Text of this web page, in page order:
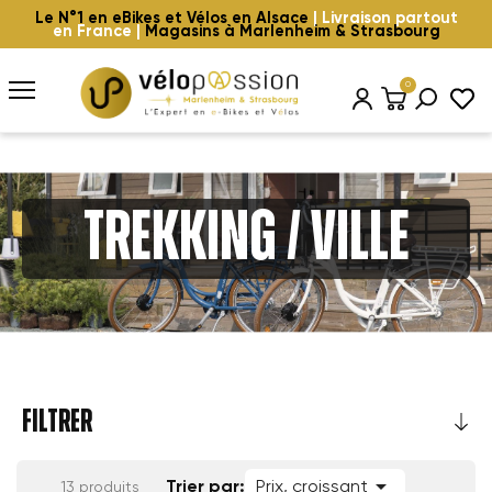
Le N°1 en eBikes et Vélos en Alsace | Livraison partout
en France | Magasins à Marlenheim & Strasbourg
0
Trekking / Ville
FILTRER
13 produits Trier par: Prix, croissant 